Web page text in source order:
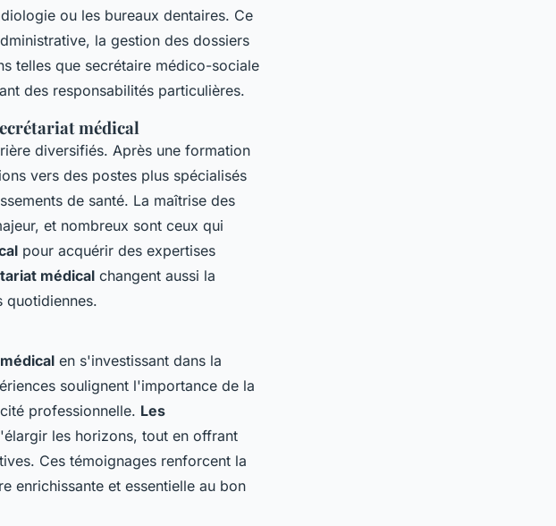
ou les bureaux dentaires. Ce
la gestion des dossiers
telles que secrétaire médico-sociale
des responsabilités particulières.
médical
diversifiés. Après une formation
vers des postes plus spécialisés
de santé. La maîtrise des
et nombreux sont ceux qui
pour acquérir des expertises
médical changent aussi la
quotidiennes.
en s'investissant dans la
soulignent l'importance de la
professionnelle. Les
les horizons, tout en offrant
Ces témoignages renforcent la
enrichissante et essentielle au bon